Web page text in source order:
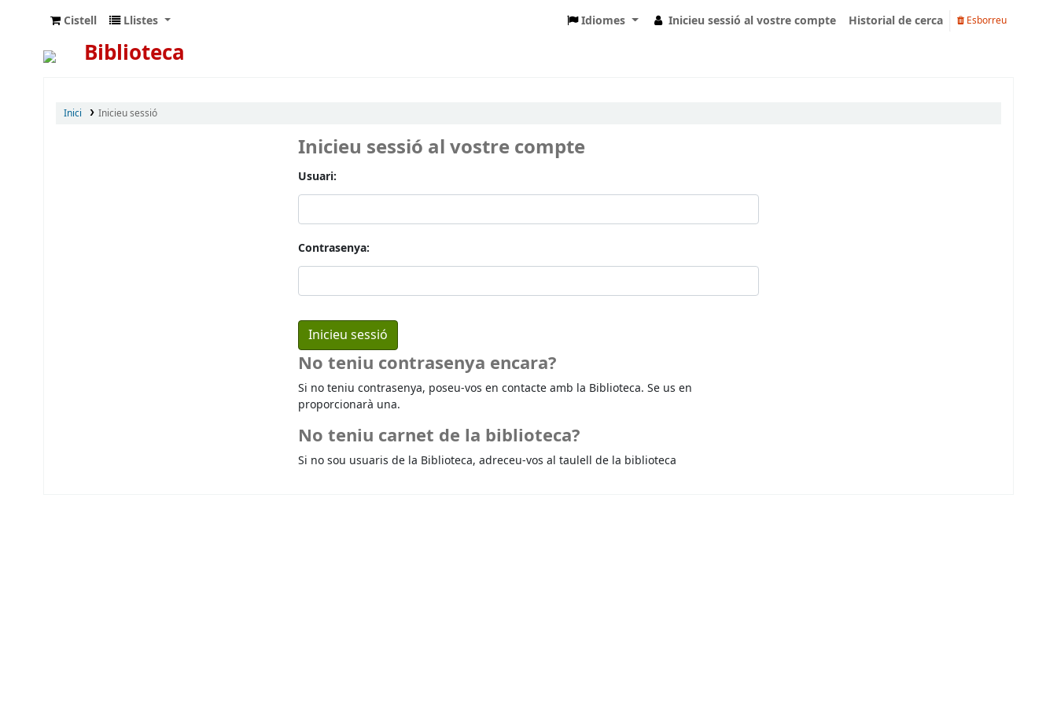
Cistell Llistes Idiomes Inicieu sessió al vostre compte Historial de cerca Esborreu
Biblioteca
Inici Inicieu sessió
Inicieu sessió al vostre compte
Usuari:
Contrasenya:
No teniu contrasenya encara?
Si no teniu contrasenya, poseu-vos en contacte amb la Biblioteca. Se us en
proporcionarà una.
No teniu carnet de la biblioteca?
Si no sou usuaris de la Biblioteca, adreceu-vos al taulell de la biblioteca